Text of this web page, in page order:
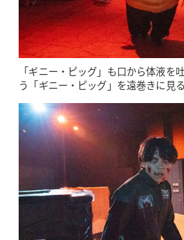
「ギニー・ピッグ」も口から体液を
う「ギニー・ピッグ」を遠巻きに見